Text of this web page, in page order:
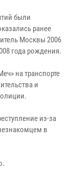
были
ранее
Москвы 2006
года рождения.
на транспорте
и
из-за
в